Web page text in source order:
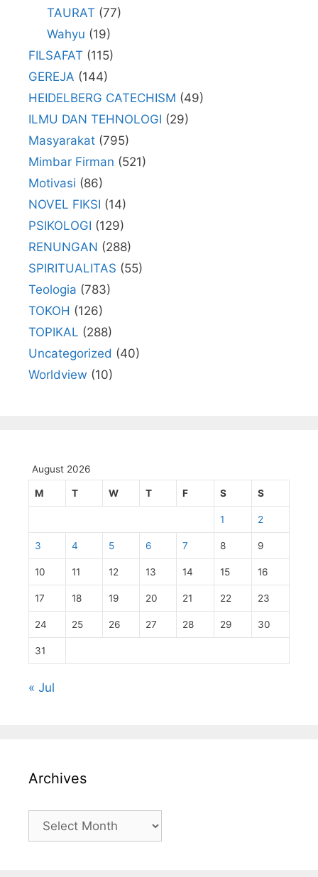
TAURAT (77)
Wahyu (19)
FILSAFAT (115)
GEREJA (144)
HEIDELBERG CATECHISM (49)
ILMU DAN TEHNOLOGI (29)
Masyarakat (795)
Mimbar Firman (521)
Motivasi (86)
NOVEL FIKSI (14)
PSIKOLOGI (129)
RENUNGAN (288)
SPIRITUALITAS (55)
Teologia (783)
TOKOH (126)
TOPIKAL (288)
Uncategorized (40)
Worldview (10)
August 2026
M T W T F S S
1 2
3 4 5 6 7 8 9
10 11 12 13 14 15 16
17 18 19 20 21 22 23
24 25 26 27 28 29 30
31
« Jul
Archives
Archives